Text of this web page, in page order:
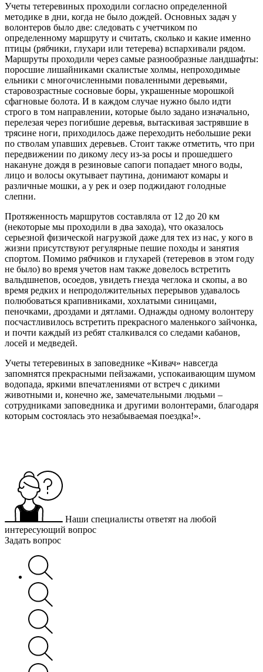
Учеты тетеревиных проходили согласно определенной
методике в дни, когда не было дождей. Основных задач у
волонтеров было две: следовать с учетчиком по
определенному маршруту и считать, сколько и какие именно
птицы (рябчики, глухари или тетерева) вспархивали рядом.
Маршруты проходили через самые разнообразные ландшафты:
поросшие лишайниками скалистые холмы, непроходимые
ельники с многочисленными поваленными деревьями,
старовозрастные сосновые боры, украшенные морошкой
сфагновые болота. И в каждом случае нужно было идти
строго в том направлении, которые было задано изначально,
перелезая через погибшие деревья, вытаскивая застрявшие в
трясине ноги, приходилось даже переходить небольшие реки
по стволам упавших деревьев. Стоит также отметить, что при
передвижении по дикому лесу из-за росы и прошедшего
накануне дождя в резиновые сапоги попадает много воды,
лицо и волосы окутывает паутина, донимают комары и
различные мошки, а у рек и озер поджидают голодные
слепни.
Протяженность маршрутов составляла от 12 до 20 км
(некоторые мы проходили в два захода), что оказалось
серьезной физической нагрузкой даже для тех из нас, у кого в
жизни присутствуют регулярные пешие походы и занятия
спортом. Помимо рябчиков и глухарей (тетеревов в этом году
не было) во время учетов нам также довелось встретить
вальдшнепов, осоедов, увидеть гнезда чеглока и скопы, а во
время редких и непродолжительных перерывов удавалось
полюбоваться крапивниками, хохлатыми синицами,
пеночками, дроздами и дятлами. Однажды одному волонтеру
посчастливилось встретить прекрасного маленького зайчонка,
и почти каждый из ребят сталкивался со следами кабанов,
лосей и медведей.
Учеты тетеревиных в заповеднике «Кивач» навсегда
запомнятся прекрасными пейзажами, успокаивающим шумом
водопада, яркими впечатлениями от встреч с дикими
животными и, конечно же, замечательными людьми –
сотрудниками заповедника и другими волонтерами, благодаря
которым состоялась это незабываемая поездка!».
Наши специалисты ответят на любой
интересующий вопрос
Задать вопрос